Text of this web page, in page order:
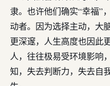
隶。也许他们确实“幸福”
动者。因为选择主动，大
更深邃，人生高度也因此
人，往往极易受环境影响
知，失去判断力，失去自